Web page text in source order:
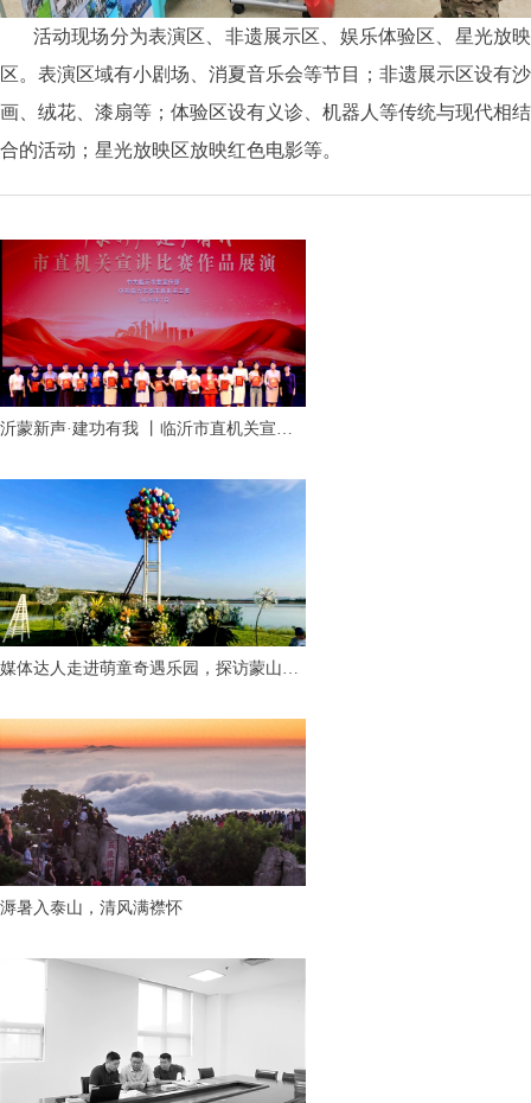
活动现场分为表演区、非遗展示区、娱乐体验区、星光放映
区。表演区域有小剧场、消夏音乐会等节目；非遗展示区设有沙
画、绒花、漆扇等；体验区设有义诊、机器人等传统与现代相结
合的活动；星光放映区放映红色电影等。
沂蒙新声·建功有我 丨临沂市直机关宣讲
媒体达人走进萌童奇遇乐园，探访蒙山脚
溽暑入泰山，清风满襟怀